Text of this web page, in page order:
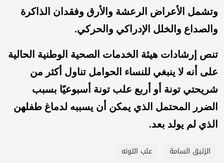
وتشمل الأعراض الرعشة والأرق وفقدان الذاكرة
والصداع والخلل الإدراكي والحركي.
تنص إرشادات هيئة الخدمات الصحية الوطنية الحالية
على أنه لا ينبغي للنساء الحوامل تناول أكثر من
شريحتي تونة أو أربع علب تونة أسبوعيًا بسبب
الضرر المحتمل الذي يمكن أن يسببه لدماغ طفلهن
الذي لم يولد بعد.
الزئبق السامة علب التونه